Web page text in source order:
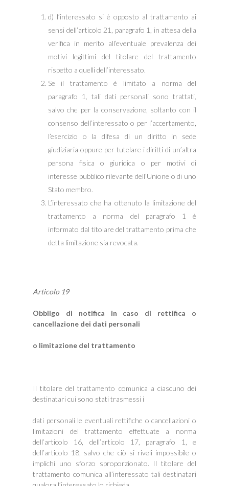
d) l’interessato si è opposto al trattamento ai
sensi dell’articolo 21, paragrafo 1, in attesa della
verifica in merito all’eventuale prevalenza dei
motivi legittimi del titolare del trattamento
rispetto a quelli dell’interessato.
Se il trattamento è limitato a norma del
paragrafo 1, tali dati personali sono trattati,
salvo che per la conservazione, soltanto con il
consenso dell’interessato o per l’accertamento,
l’esercizio o la difesa di un diritto in sede
giudiziaria oppure per tutelare i diritti di un’altra
persona fisica o giuridica o per motivi di
interesse pubblico rilevante dell’Unione o di uno
Stato membro.
L’interessato che ha ottenuto la limitazione del
trattamento a norma del paragrafo 1 è
informato dal titolare del trattamento prima che
detta limitazione sia revocata.
Articolo 19
Obbligo di notifica in caso di rettifica o
cancellazione dei dati personali
o limitazione del trattamento
Il titolare del trattamento comunica a ciascuno dei
destinatari cui sono stati trasmessi i
dati personali le eventuali rettifiche o cancellazioni o
limitazioni del trattamento effettuate a norma
dell’articolo 16, dell’articolo 17, paragrafo 1, e
dell’articolo 18, salvo che ciò si riveli impossibile o
implichi uno sforzo sproporzionato. Il titolare del
trattamento comunica all’interessato tali destinatari